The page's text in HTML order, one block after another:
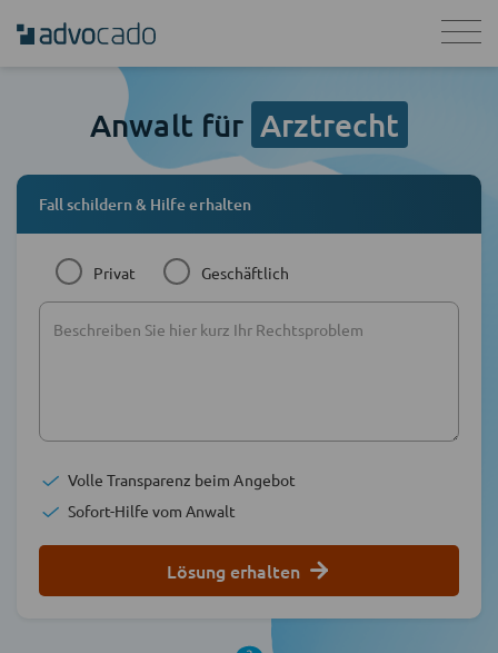
Anwalt für Arztrecht
Fall schildern & Hilfe erhalten
Privat Geschäftlich
Volle Transparenz beim Angebot
Sofort-Hilfe vom Anwalt
Lösung erhalten